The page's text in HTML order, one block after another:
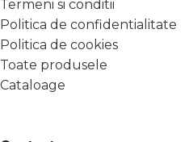
Termeni si conditii
Politica de confidentialitate
Politica de cookies
Toate produsele
Cataloage